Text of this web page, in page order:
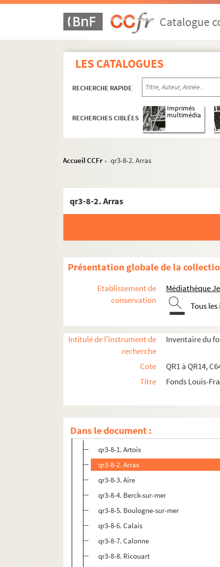
Catalogue
LES CATALOGUES
RECHERCHE RAPIDE
RECHERCHES CIBLÉES
Imprimés
multimédia
Accueil CCFr > qr3-8-2. Arras
qr3-8-2. Arras
Présentation globale de la
Etablissement de
conservation
Médiathèque
Tous
Intitulé de l'instrument de
recherche
Inventaire du
Cote
QR1 à QR14,
Titre
Fonds Louis-
Dans le document :
qr2. Eléments biographiques de personnages
qr3. Documents anciens : villes par
qr3-1. Arrondissement d'Avesnes
qr3-2. Arrondissement de Cambrai
qr3-3. Douai
qr3-4. Arrondissement de Dunkerque
qr3-5. Arrondissement d'Hazebrouck
qr3-7. Arrondissement de Valenciennes
qr3-8. Artois
qr3-8-1. Artois
qr3-8-2. Arras
qr3-8-3. Aire
qr3-8-4. Berck-sur-mer
qr3-8-5. Boulogne-sur-mer
qr3-8-6. Calais
qr3-8-7. Calonne
qr3-8-8. Ricouart